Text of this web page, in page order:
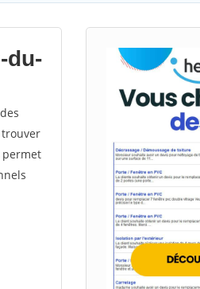
du-
permet